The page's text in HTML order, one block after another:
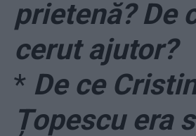
prietenă? De
cerut ajutor?
* De ce
Țopescu era